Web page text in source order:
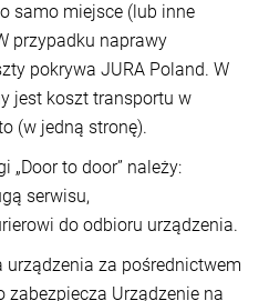
samo miejsce (lub inne
przypadku naprawy
pokrywa JURA Poland. W
jest koszt transportu w
(w jedną stronę).
„Door to door” należy:
serwisu,
do odbioru urządzenia.
urządzenia za pośrednictwem
zabezpiecza Urządzenie na